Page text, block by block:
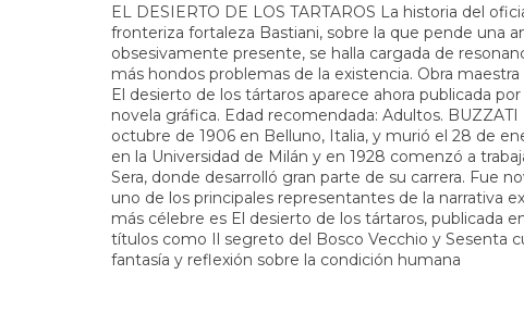
EL DESIERTO DE LOS TARTAROS La historia del
fronteriza fortaleza Bastiani, sobre la que pende una
obsesivamente presente, se halla cargada de
más hondos problemas de la existencia. Obra
El desierto de los tártaros aparece ahora publicada
novela gráfica. Edad recomendada: Adultos.
octubre de 1906 en Belluno, Italia, y murió el 28 de
en la Universidad de Milán y en 1928 comenzó a
Sera, donde desarrolló gran parte de su carrera. Fue
uno de los principales representantes de la narrativa
más célebre es El desierto de los tártaros, publicada
títulos como Il segreto del Bosco Vecchio y Sesenta
fantasía y reflexión sobre la condición humana